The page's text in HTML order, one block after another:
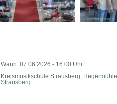
Wann: 07.06.2026 - 16:00 Uhr
Kreismusikschule Strausberg,
Strausberg